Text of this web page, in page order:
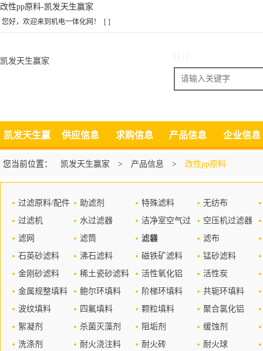
改性pp原料-凯发天生赢家
您好，欢迎来到机电一体化网！ [ ]
凯发天生赢家
搜索
凯发天生赢
家
供应信息 求购信息 产品信息 企业信息
您当前位置： 凯发天生赢家 > 产品信息 > 改性pp原料
过滤原料/配件 助滤剂 特殊滤料
无纺布
过滤机
水过滤器
洁净室空气过
滤器
空压机过滤器
滤网
滤筒 滤袋
滤布
石英砂滤料
沸石滤料 磁铁矿滤料
锰砂滤料
金刚砂滤料
稀土瓷砂滤料 活性氧化铝
活性炭
金属规整填料
鲍尔环填料 阶梯环填料
共轭环填料
波纹填料
四氟填料 颗粒填料
聚合氯化铝
絮凝剂
杀菌灭藻剂 阻垢剂
缓蚀剂
洗涤剂
耐火浇注料 耐火砖 耐火球